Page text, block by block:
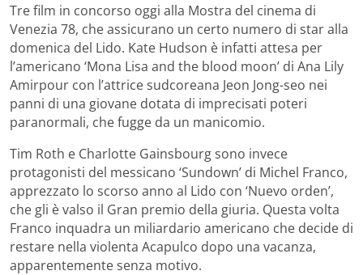
Tre film in concorso oggi alla Mostra del cinema di
Venezia 78, che assicurano un certo numero di star alla
domenica del Lido. Kate Hudson è infatti attesa per
l’americano ‘Mona Lisa and the blood moon’ di Ana Lily
Amirpour con l’attrice sudcoreana Jeon Jong-seo nei
panni di una giovane dotata di imprecisati poteri
paranormali, che fugge da un manicomio.
Tim Roth e Charlotte Gainsbourg sono invece
protagonisti del messicano ‘Sundown’ di Michel Franco,
apprezzato lo scorso anno al Lido con ‘Nuevo orden’,
che gli è valso il Gran premio della giuria. Questa volta
Franco inquadra un miliardario americano che decide di
restare nella violenta Acapulco dopo una vacanza,
apparentemente senza motivo.